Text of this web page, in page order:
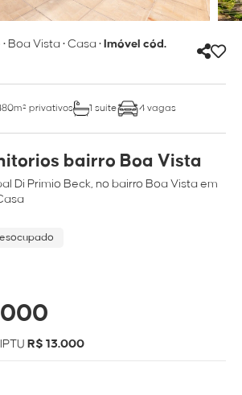
•Boa Vista•Casa•Imóvel cód.
privativos 1 suíte 4 vagas
bairro Boa Vista
Di Primio Beck, no bairro Boa Vistaem
IPTU R$ 13.000